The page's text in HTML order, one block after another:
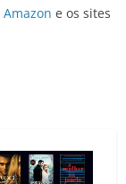
Amazon e os sites